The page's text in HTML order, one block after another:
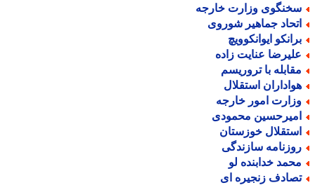
وزارت خارجه
جماهیر شوروی
ایوانکوویچ
عنایت زاده
با تروریسم
استقلال
امور خارجه
محمودی
خوزستان
سازندگی
خدابنده لو
زنجیره ای